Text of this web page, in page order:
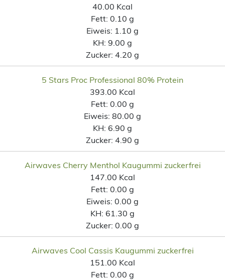
40.00 Kcal
Fett: 0.10 g
Eiweis: 1.10 g
KH: 9.00 g
Zucker: 4.20 g
5 Stars Proc Professional 80% Protein
393.00 Kcal
Fett: 0.00 g
Eiweis: 80.00 g
KH: 6.90 g
Zucker: 4.90 g
Airwaves Cherry Menthol Kaugummi zuckerfrei
147.00 Kcal
Fett: 0.00 g
Eiweis: 0.00 g
KH: 61.30 g
Zucker: 0.00 g
Airwaves Cool Cassis Kaugummi zuckerfrei
151.00 Kcal
Fett: 0.00 g